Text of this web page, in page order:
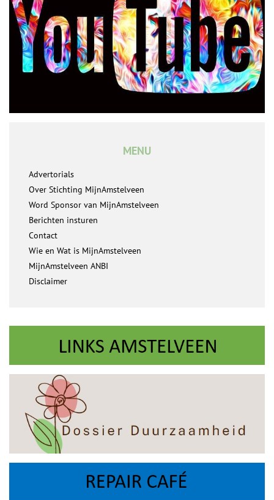
MENU
Advertorials
Over Stichting MijnAmstelveen
Word Sponsor van MijnAmstelveen
Berichten insturen
Contact
Wie en Wat is MijnAmstelveen
MijnAmstelveen ANBI
Disclaimer